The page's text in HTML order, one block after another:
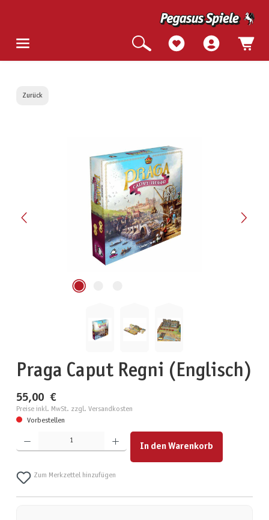
Zurück
Praga Caput Regni (Englisch)
55,00 €
Preise inkl. MwSt. zzgl. Versandkosten
Vorbestellen
Produkt Anzahl: Gib den gewünschten Wert ein oder benutze die Schaltflächen um die Anzahl zu
In den Warenkorb
Zum Merkzettel hinzufügen